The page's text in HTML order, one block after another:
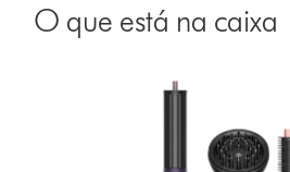
O que está na caixa